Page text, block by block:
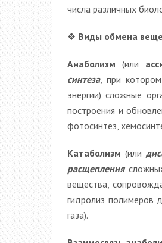
числа различных
❖ Виды обмена
Анаболизм (или
синтеза, при
энергии) сложные
построения и
фотосинтез,
Катаболизм (или
расщепления
вещества,
гидролиз полимеров
газа).